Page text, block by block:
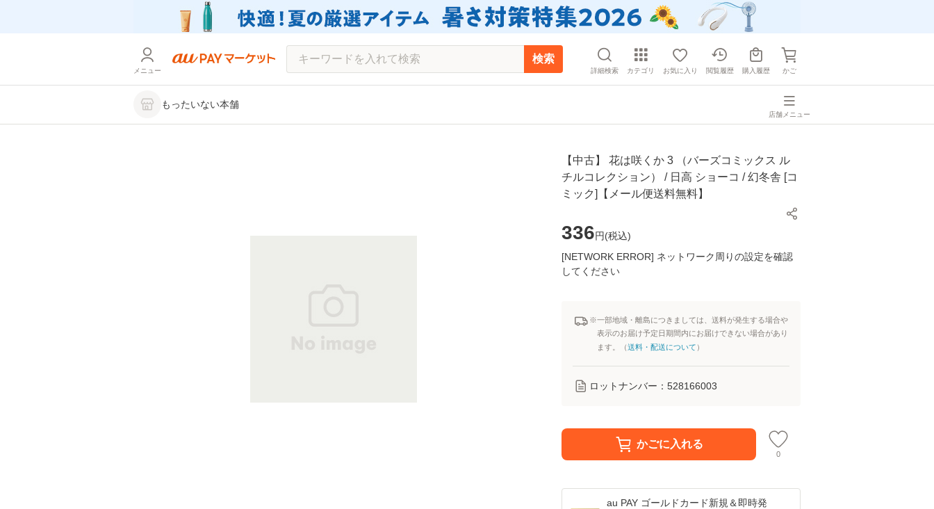
メニュー
検索
詳細検索 カテゴリ お気に入り 閲覧履歴 購入履歴 かご
もったいない本舗
店舗メニュー
【中古】 花は咲くか 3 （バーズコミックス ル
チルコレクション） / 日高 ショーコ / 幻冬舎 [コ
ミック]【メール便送料無料】
336円(税込)
[NETWORK ERROR] ネットワーク周りの設定を確認
してください
※一部地域・離島につきましては、送料が発生する場合や
表示のお届け予定日期間内にお届けできない場合があり
ます。（送料・配送について ）
ロットナンバー： 528166003
かごに入れる
0
au PAY ゴールドカード新規＆即時発